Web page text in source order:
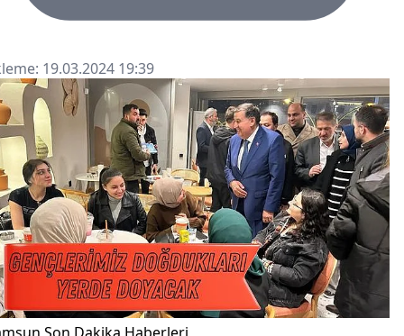
19.03.2024 19:39